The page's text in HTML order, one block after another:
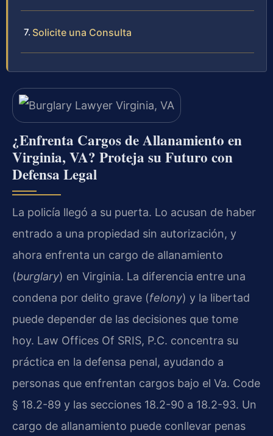
Solicite una Consulta
¿Enfrenta Cargos de Allanamiento en
Virginia, VA? Proteja su Futuro con
Defensa Legal
La policía llegó a su puerta. Lo acusan de haber
entrado a una propiedad sin autorización, y
ahora enfrenta un cargo de allanamiento
(burglary) en Virginia. La diferencia entre una
condena por delito grave (felony) y la libertad
puede depender de las decisiones que tome
hoy. Law Offices Of SRIS, P.C. concentra su
práctica en la defensa penal, ayudando a
personas que enfrentan cargos bajo el Va. Code
§ 18.2-89 y las secciones 18.2-90 a 18.2-93. Un
cargo de allanamiento puede conllevar penas